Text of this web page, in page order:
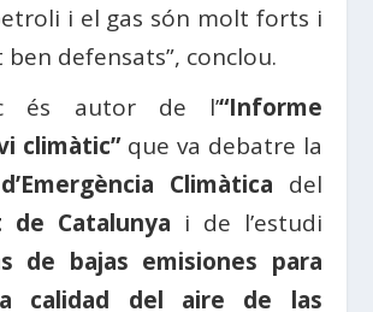
i el gas són molt forts i
defensats”, conclou.
és autor de l’“Informe
climàtic”que va debatre la
Climàtica del
de Catalunya i de l’estudi
de bajas emisiones para
calidad del aire de las